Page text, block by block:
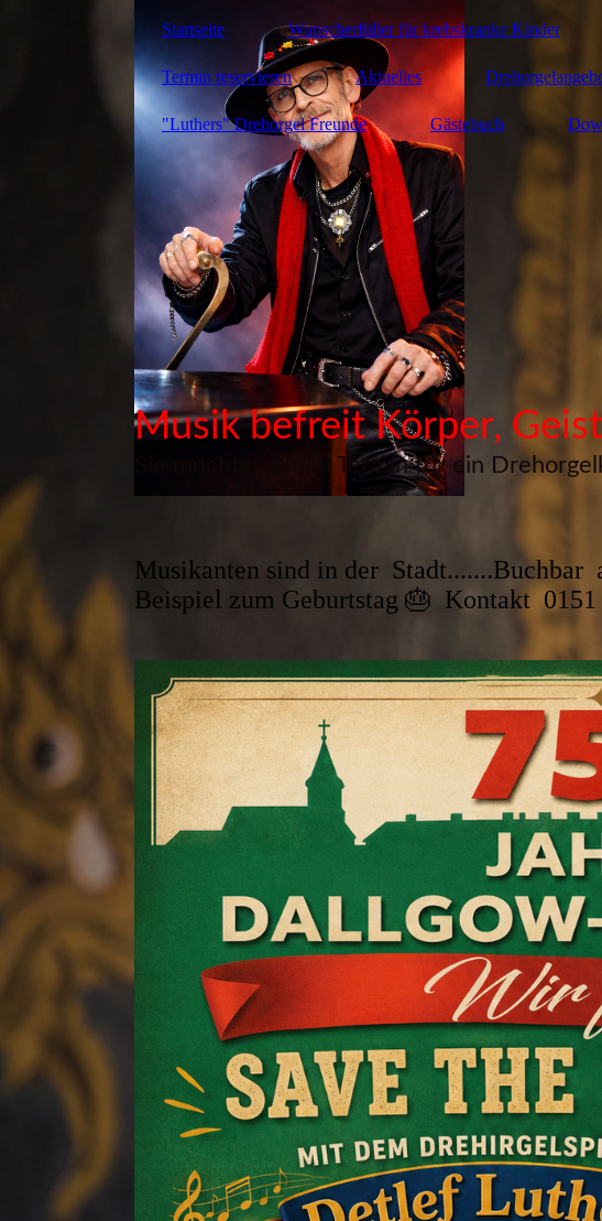
Startseite Wunscherfüller für krebskranke Kinder
Termin reservieren Aktuelles
"Luthers" Drehorgel Freunde Gästebuch
Musik befreit Körper,
Sie möchten einen Termin für ein
Musikanten sind in der Stadt.......Buchbar
Beispiel zum Geburtstag 🎂 Kontakt 0151